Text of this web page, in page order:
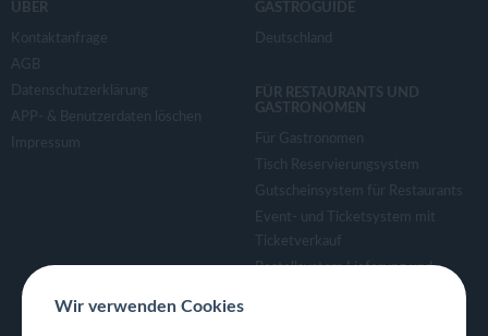
ÜBER
Kontaktanfrage
AGB
Datenschutzerklärung
APP- & Benutzerdaten löschen
Impressum
GASTROGUIDE
Deutschland
FÜR RESTAURANTS UND
GASTRONOMEN
Für Gastronomen
Tisch Reservierungsystem
Gutscheinsystem für Restaurants
Event- und Ticketsystem mit
Ticketverkauf
Bestellsystem Lieferung und
Wir verwenden Cookies